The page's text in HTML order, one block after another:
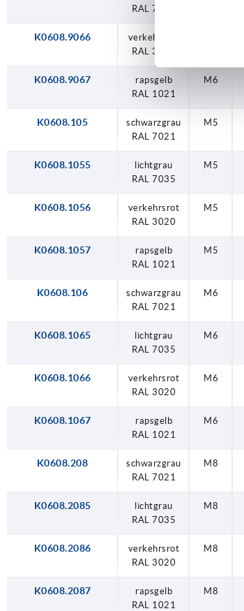
RAL 7035
K0608.9066
verkehrsrot
RAL 3020
K0608.9067
rapsgelb
RAL 1021
M6
K0608.105
schwarzgrau
RAL 7021
M5
K0608.1055
lichtgrau
RAL 7035
M5
K0608.1056
verkehrsrot
RAL 3020
M5
K0608.1057
rapsgelb
RAL 1021
M5
K0608.106
schwarzgrau
RAL 7021
M6
K0608.1065
lichtgrau
RAL 7035
M6
K0608.1066
verkehrsrot
RAL 3020
M6
K0608.1067
rapsgelb
RAL 1021
M6
K0608.208
schwarzgrau
RAL 7021
M8
K0608.2085
lichtgrau
RAL 7035
M8
K0608.2086
verkehrsrot
RAL 3020
M8
K0608.2087
rapsgelb
RAL 1021
M8